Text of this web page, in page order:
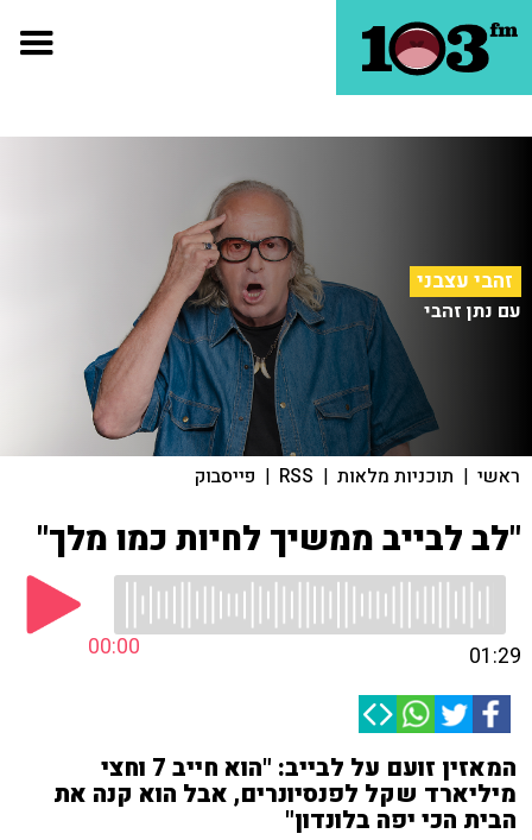
זהבי עצבני
עם נתן זהבי
ראשי | תוכניות מלאות |
RSS
| פייסבוק
"לב לבייב ממשיך לחיות כמו מלך"
00:00 01:29
המאזין זועם על לבייב: "הוא חייב 7 וחצי
מיליארד שקל לפנסיונרים, אבל הוא קנה את
הבית הכי יפה בלונדון"